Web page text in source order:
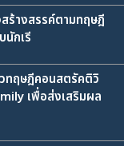
ร้างสรรค์ตามทฤษฎี
กเรี
ทฤษฎีคอนสตรัคติวิ
เพื่อส่งเสริมผล